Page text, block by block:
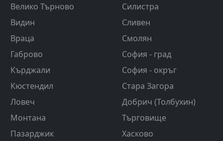
Велико Търново
Видин
Враца
Габрово
Кърджали
Кюстендил
Ловеч
Монтана
Пазарджик
Силистра
Сливен
Смолян
София - град
София - окръг
Стара Загора
Добрич (Толбухин)
Търговище
Хасково